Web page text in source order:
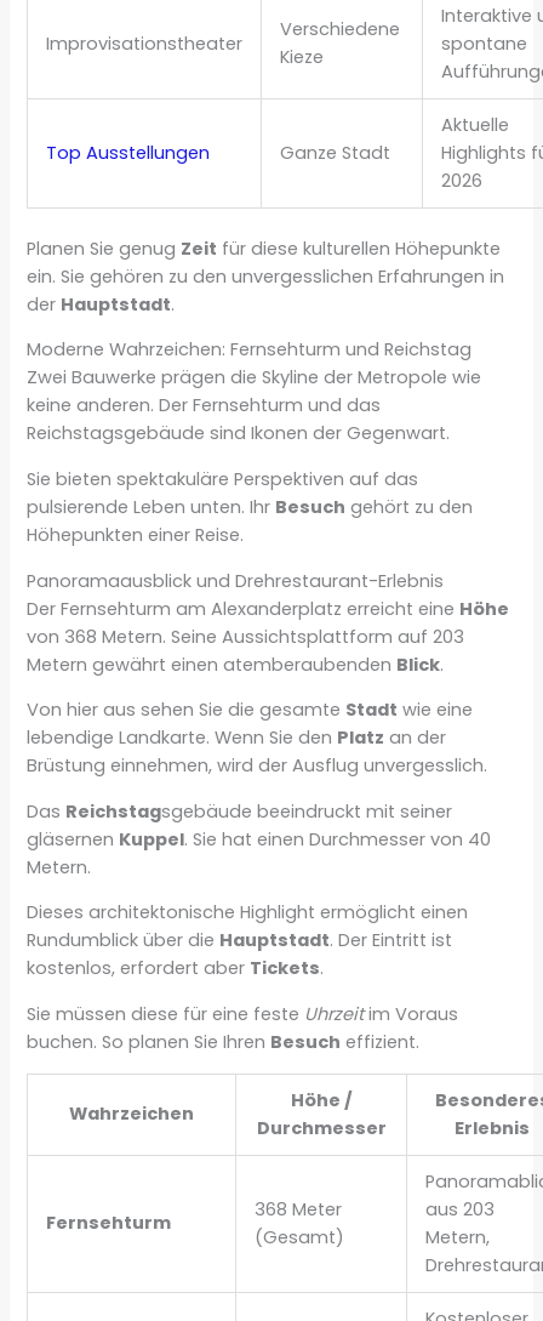
Improvisationstheater
Verschiedene
Kieze
Interaktive
spontane
Top Ausstellungen Ganze Stadt
Aktuelle
Highlights
2026
Planen Sie genug Zeit für diese kulturellen Höhepunkte
ein. Sie gehören zu den unvergesslichen Erfahrungen in
der Hauptstadt.
Moderne Wahrzeichen: Fernsehturm und Reichstag
Zwei Bauwerke prägen die Skyline der Metropole wie
keine anderen. Der Fernsehturm und das
Reichstagsgebäude sind Ikonen der Gegenwart.
Sie bieten spektakuläre Perspektiven auf das
pulsierende Leben unten. Ihr Besuch gehört zu den
Höhepunkten einer Reise.
Panoramaausblick und Drehrestaurant-Erlebnis
Der Fernsehturm am Alexanderplatz erreicht eine Höhe
von 368 Metern. Seine Aussichtsplattform auf 203
Metern gewährt einen atemberaubenden Blick.
Von hier aus sehen Sie die gesamte Stadt wie eine
lebendige Landkarte. Wenn Sie den Platz an der
Brüstung einnehmen, wird der Ausflug unvergesslich.
Das Reichstagsgebäude beeindruckt mit seiner
gläsernen Kuppel. Sie hat einen Durchmesser von 40
Metern.
Dieses architektonische Highlight ermöglicht einen
Rundumblick über die Hauptstadt. Der Eintritt ist
kostenlos, erfordert aber Tickets.
Sie müssen diese für eine feste Uhrzeitim Voraus
buchen. So planen Sie Ihren Besuch effizient.
Wahrzeichen
Höhe /
Durchmesser
Erlebnis
Fernsehturm
368 Meter
(Gesamt)
aus 203
Metern,